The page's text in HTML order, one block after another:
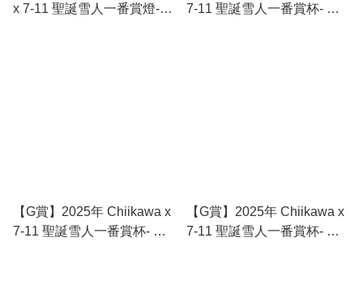
x 7-11 聖誕雪人一番賞燈-
7-11 聖誕雪人一番賞杯- 古
【G賞】2025年 Chiikawa x
7-11 聖誕雪人一番賞杯- 飛
【G賞】2025年 Chiikawa x
7-11 聖誕雪人一番賞杯- 栗